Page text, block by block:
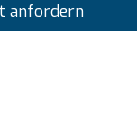
anfordern